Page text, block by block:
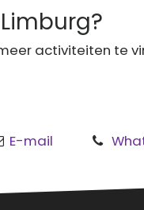
activiteiten te
E-mail